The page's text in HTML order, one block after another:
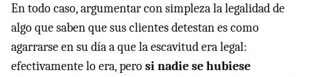
En todo caso, argumentar con simpleza la legalidad de
algo que saben que sus clientes detestan es como
agarrarse en su día a que la escavitud era legal:
efectivamente lo era, perosi nadie se hubiese